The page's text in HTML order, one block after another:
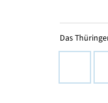
Das